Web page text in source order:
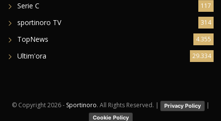
Serie C 117
sportinoro TV 314
TopNews 4.355
Ultim'ora 29.334
© Copyright2026 - Sportinoro. All Rights Reserved. | Privacy Policy |
Cookie Policy